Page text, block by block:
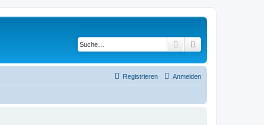
Suche
Anmelden
Registrieren